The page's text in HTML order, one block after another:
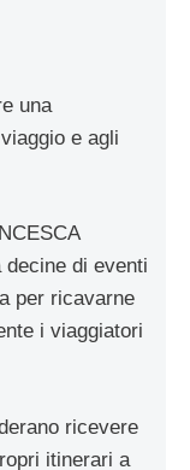
una
e agli
decine di eventi
per ricavarne
i viaggiatori
ricevere
itinerari a